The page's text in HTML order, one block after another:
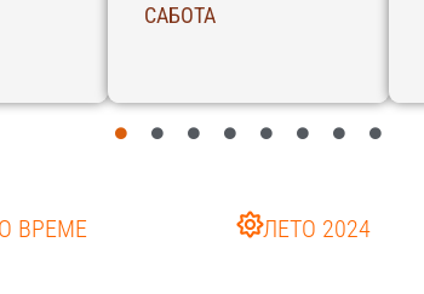
САБОТА
ВРЕМЕ ЛЕТО 2024